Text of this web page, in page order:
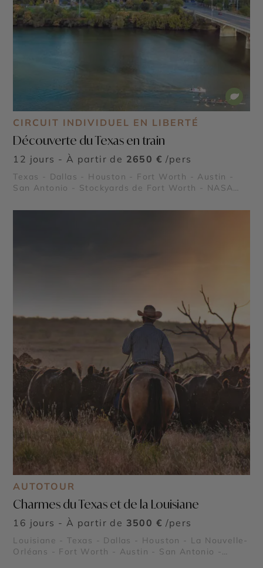
CIRCUIT INDIVIDUEL EN LIBERTÉ
Découverte du Texas en train
12 jours - À partir de 2650 € /pers
Texas - Dallas - Houston - Fort Worth - Austin -
San Antonio - Stockyards de Fort Worth - NASA
Le River Walk de San Antonio
AUTOTOUR
Charmes du Texas et de la Louisiane
16 jours - À partir de 3500 € /pers
Louisiane - Texas - Dallas - Houston - La Nouvelle-
Orléans - Fort Worth - Austin - San Antonio -